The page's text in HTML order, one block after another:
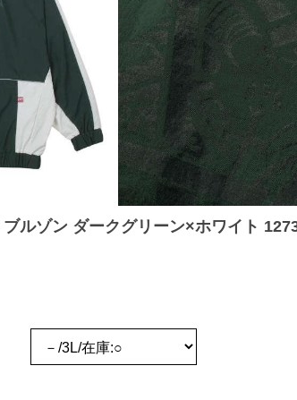
ルゾン ダークグリーン×ホワイト